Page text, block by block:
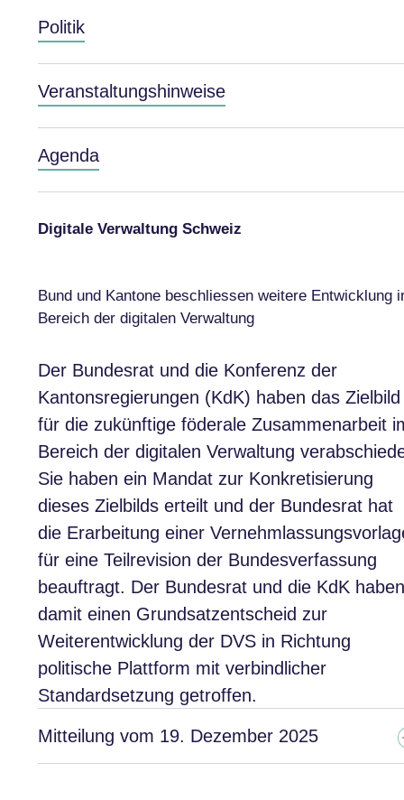
Politik
Veranstaltungshinweise
Agenda
Digitale Verwaltung Schweiz
Bund und Kantone beschliessen weitere Entwicklung
Bereich der digitalen Verwaltung
Der Bundesrat und die Konferenz der
Kantonsregierungen (KdK) haben das Zielbild
für die zukünftige föderale Zusammenarbeit
Bereich der digitalen Verwaltung
Sie haben ein Mandat zur Konkretisierung
dieses Zielbilds erteilt und der Bundesrat hat
die Erarbeitung einer
für eine Teilrevision der Bundesverfassung
beauftragt. Der Bundesrat und die KdK haben
damit einen Grundsatzentscheid zur
Weiterentwicklung der DVS in Richtung
politische Plattform mit verbindlicher
Standardsetzung getroffen.
Mitteilung vom 19. Dezember 2025